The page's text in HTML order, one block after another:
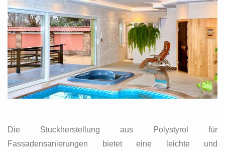
Die Stuckherstellung aus Polystyrol für
Fassadensanierungen bietet eine leichte und